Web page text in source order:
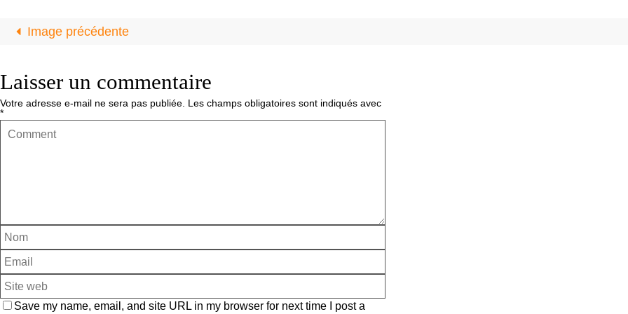
Image précédente
Laisser un commentaire
Votre adresse e-mail ne sera pas publiée. Les champs obligatoires sont indiqués avec
*
Save my name, email, and site URL in my browser for next time I post a